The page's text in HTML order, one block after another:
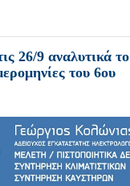
26/9 αναλυτικά το
του 6ου